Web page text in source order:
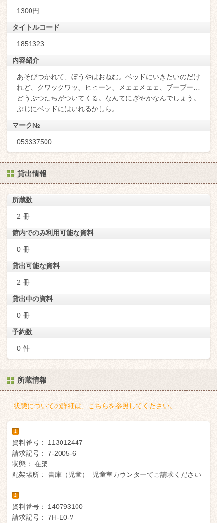
1300円
タイトルコード
1851323
内容紹介
あそびつかれて、ぼうやはおねむ。ベッドにいきたいのだけ
れど、クワックワッ、ヒヒーン、メェェメェェ、ブーブー…
どうぶつたちがついてくる。なんてにぎやかなんでしょう。
ぶじにベッドにはいれるかしら。
マーク№
053337500
貸出情報
所蔵数
2 冊
館内でのみ利用可能な資料
0 冊
貸出可能な資料
2 冊
貸出中の資料
0 冊
予約数
0 件
所蔵情報
状態についての詳細は、こちらを参照してください。
1
資料番号：
113012447
請求記号：
7-2005-6
状態：
在架
配架場所：
書庫（児童） 児童室カウンターでご請求ください
2
資料番号：
140793100
請求記号：
7H-E0-ｿ